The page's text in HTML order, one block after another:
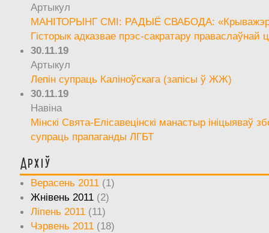
Артыкул
МАНІТОРЫНГ СМІ: РАДЫЁ СВАБОДА:
Гісторык адказвае прэс-сакратару праваслаўнай
30.11.19
Артыкул
Лепін супраць Каліноўскага (запісы ў ЖЖ)
30.11.19
Навіна
Мінскі Свята-Елісавецінскі манастыр ініцыяваў
супраць прапаганды ЛГБТ
Архіў
Верасень 2011 (1)
Жнівень 2011 (2)
Ліпень 2011 (11)
Чэрвень 2011 (18)